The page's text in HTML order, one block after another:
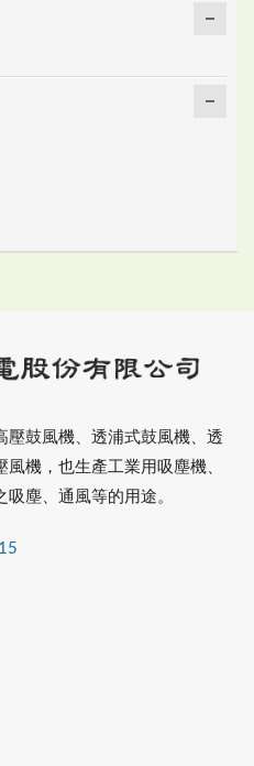
壓鼓風機、透浦式鼓風機、透
機，也生產工業用吸塵機、
塵、通風等的用途。